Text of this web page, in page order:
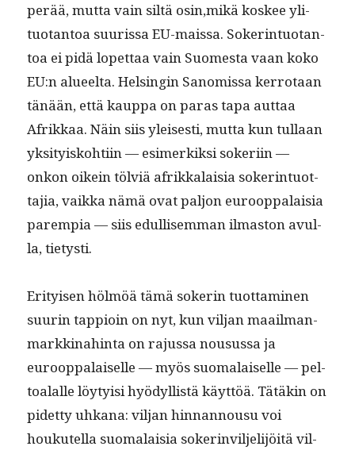
perää, mut­ta vain siltä osin,mikä kos­kee yli­
tuotan­toa suuris­sa EU-mais­sa. Sok­er­in­tuotan­
toa ei pidä lopet­taa vain Suomes­ta vaan koko
EU:n alueelta. Helsin­gin Sanomis­sa ker­ro­taan
tänään, että kaup­pa on paras tapa aut­taa
Afrikkaa. Näin siis yleis­es­ti, mut­ta kun tul­laan
yksi­tyisko­hti­in — esimerkik­si sok­eri­in —
onkon oikein tölviä afrikkalaisia sok­er­in­tuot­
ta­jia, vaik­ka nämä ovat paljon euroop­palaisia
parem­pia — siis edullisem­man ilmas­ton avul­
la, tietysti.
Eri­tyisen hölmöä tämä sok­erin tuot­ta­mi­nen
suurin tap­pi­oin on nyt, kun vil­jan maail­man­
markki­nahin­ta on rajus­sa nousus­sa ja
euroop­palaiselle — myös suo­ma­laiselle — pel­
toalalle löy­ty­isi hyödyl­listä käyt­töä. Tätäkin on
pidet­ty uhkana: vil­jan hin­nan­nousu voi
houkutel­la suo­ma­laisia sok­er­invil­jeli­jöitä vil­